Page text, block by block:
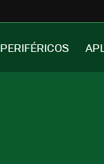
PERIFÉRICOS